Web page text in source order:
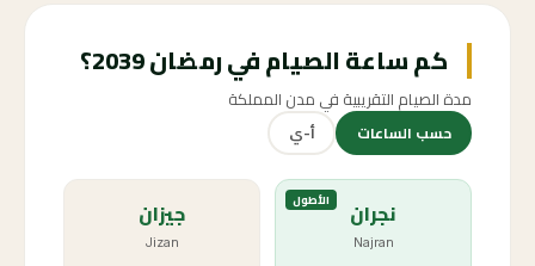
كم ساعة الصيام في رمضان 2039؟
مدة الصيام التقريبية في مدن المملكة
حسب الساعات أ-ي
الأطول نجران
Najran
جيزان
Jizan